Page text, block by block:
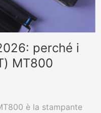
perché i
MT800
è la stampante